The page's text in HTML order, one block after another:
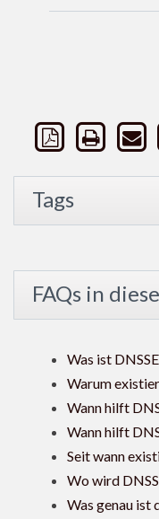
Tags
FAQs in
Was ist
Warum
Wann hilft
Wann hilft
Seit wann
Wo wird
Was genau ist